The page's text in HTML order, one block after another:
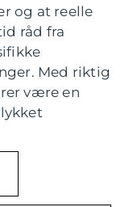
og at reelle
råd fra
Med riktig
være en